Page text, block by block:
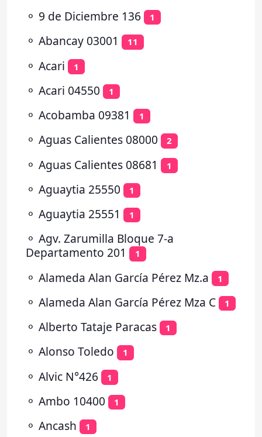
⚬ 9 de Diciembre 136 1
⚬ Abancay 03001 11
⚬ Acari 1
⚬ Acari 04550 1
⚬ Acobamba 09381 1
⚬ Aguas Calientes 08000 2
⚬ Aguas Calientes 08681 1
⚬ Aguaytia 25550 1
⚬ Aguaytia 25551 1
⚬ Agv. Zarumilla Bloque 7-a
Departamento 201
1
⚬ Alameda Alan García Pérez Mz.a 1
⚬ Alameda Alan García Pérez Mza C 1
⚬ Alberto Tataje Paracas 1
⚬ Alonso Toledo 1
⚬ Alvic N°426 1
⚬ Ambo 10400 1
⚬ Ancash 1